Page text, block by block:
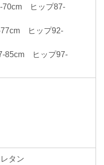
70cm ヒップ87-
77cm ヒップ92-
85cm ヒップ97-
タン